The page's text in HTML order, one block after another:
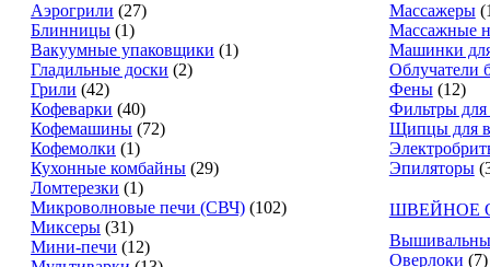
Аэрогрили (27)
Блинницы (1)
Вакуумные упаковщики (1)
Гладильные доски (2)
Грили (42)
Кофеварки (40)
Кофемашины (72)
Кофемолки (1)
Кухонные комбайны (29)
Ломтерезки (1)
Микроволновые печи (СВЧ) (102)
Миксеры (31)
Мини-печи (12)
Массажеры
Массажные
Машинки
Облучатели
Фены (12)
Фильтры
Щипцы для
Эпиляторы
ШВЕЙНОЕ
Оверлоки (7)